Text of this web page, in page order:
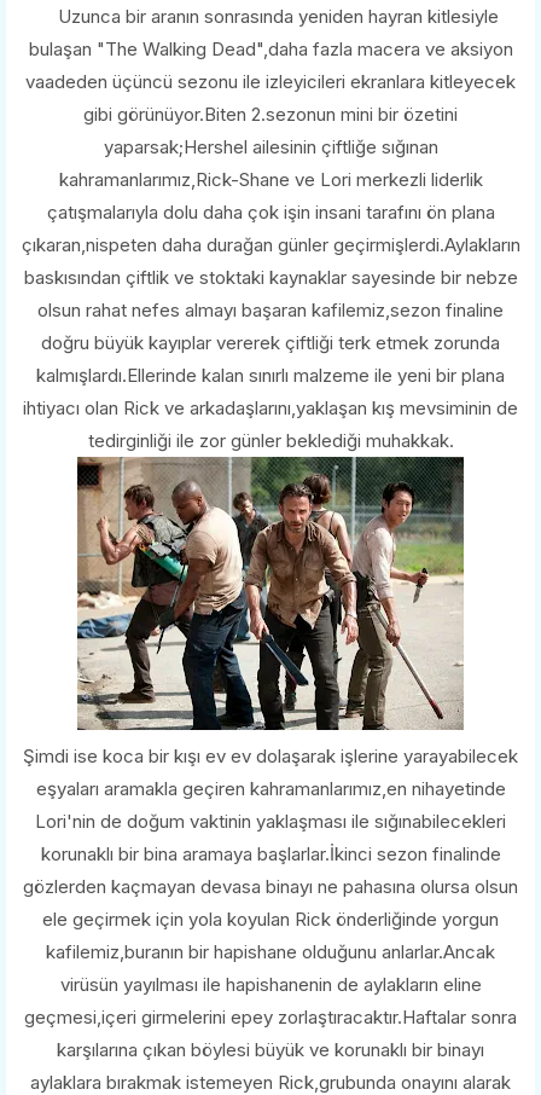
Uzunca bir aranın sonrasında yeniden hayran kitlesiyle
bulaşan "The Walking Dead",daha fazla macera ve aksiyon
vaadeden üçüncü sezonu ile izleyicileri ekranlara kitleyecek
gibi görünüyor.Biten 2.sezonun mini bir özetini
yaparsak;Hershel ailesinin çiftliğe sığınan
kahramanlarımız,Rick-Shane ve Lori merkezli liderlik
çatışmalarıyla dolu daha çok işin insani tarafını ön plana
çıkaran,nispeten daha durağan günler geçirmişlerdi.Aylakların
baskısından çiftlik ve stoktaki kaynaklar sayesinde bir nebze
olsun rahat nefes almayı başaran kafilemiz,sezon finaline
doğru büyük kayıplar vererek çiftliği terk etmek zorunda
kalmışlardı.Ellerinde kalan sınırlı malzeme ile yeni bir plana
ihtiyacı olan Rick ve arkadaşlarını,yaklaşan kış mevsiminin de
tedirginliği ile zor günler beklediği muhakkak.
Şimdi ise koca bir kışı ev ev dolaşarak işlerine yarayabilecek
eşyaları aramakla geçiren kahramanlarımız,en nihayetinde
Lori'nin de doğum vaktinin yaklaşması ile sığınabilecekleri
korunaklı bir bina aramaya başlarlar.İkinci sezon finalinde
gözlerden kaçmayan devasa binayı ne pahasına olursa olsun
ele geçirmek için yola koyulan Rick önderliğinde yorgun
kafilemiz,buranın bir hapishane olduğunu anlarlar.Ancak
virüsün yayılması ile hapishanenin de aylakların eline
geçmesi,içeri girmelerini epey zorlaştıracaktır.Haftalar sonra
karşılarına çıkan böylesi büyük ve korunaklı bir binayı
aylaklara bırakmak istemeyen Rick,grubunda onayını alarak